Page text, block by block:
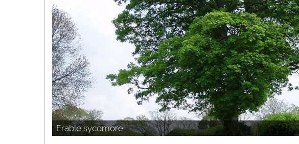
Erable sycomore